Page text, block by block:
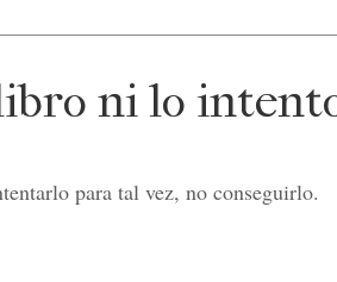
ni lo
para tal vez, no conseguirlo.